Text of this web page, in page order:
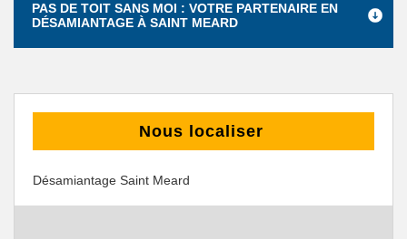
PAS DE TOIT SANS MOI : VOTRE PARTENAIRE EN
DÉSAMIANTAGE À SAINT MEARD
Nous localiser
Désamiantage Saint Meard